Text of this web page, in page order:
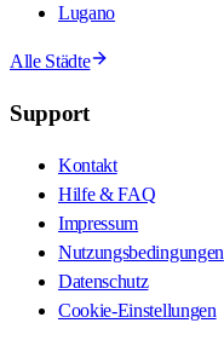
Lugano
Alle Städte
Support
Kontakt
Hilfe & FAQ
Impressum
Nutzungsbedingungen
Datenschutz
Cookie-Einstellungen